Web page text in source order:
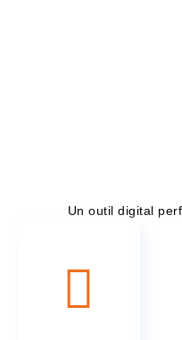
Un outil digital